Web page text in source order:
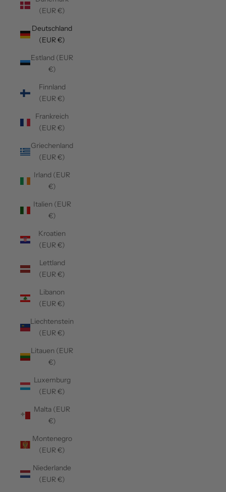
(EUR €)
Deutschland
(EUR €)
Estland (EUR
€)
Finnland
(EUR €)
Frankreich
(EUR €)
Griechenland
(EUR €)
Irland (EUR
€)
Italien (EUR
€)
Kroatien
(EUR €)
Lettland
(EUR €)
Libanon
(EUR €)
Liechtenstein
(EUR €)
Litauen (EUR
€)
Luxemburg
(EUR €)
Malta (EUR
€)
Montenegro
(EUR €)
Niederlande
(EUR €)